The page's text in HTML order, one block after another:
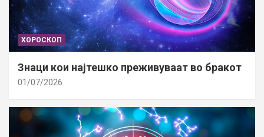
ХОРОСКОП
Знаци кои најтешко преживуваат во бракот
01/07/2026